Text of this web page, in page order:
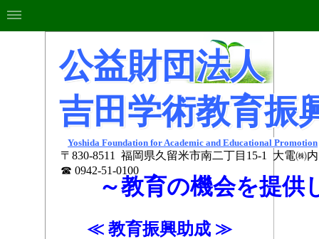
公益財団法人
吉田学術教育振
Yoshida Foundation for Academic and Educational Promotion
〒830-8511 福岡県久留米市南二丁目15-1
大電㈱内
☎ 0942-51-0100
～教育の機会を提供
≪ 教育振興助成 ≫